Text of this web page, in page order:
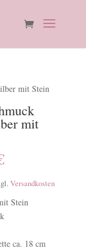
mit Stein
mit
Versandkosten
Stein
ca. 18 cm